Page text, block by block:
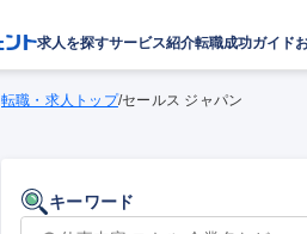
求人を探すサービス紹介転職成功ガイド
転職・求人トップ/セールス ジャパン
キーワード